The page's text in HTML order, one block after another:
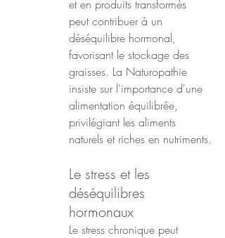
et en produits transformés
peut contribuer à un
déséquilibre hormonal,
favorisant le stockage des
graisses. La Naturopathie
insiste sur l'importance d'une
alimentation équilibrée,
privilégiant les aliments
naturels et riches en nutriments.
Le stress et les
déséquilibres
hormonaux
Le stress chronique peut